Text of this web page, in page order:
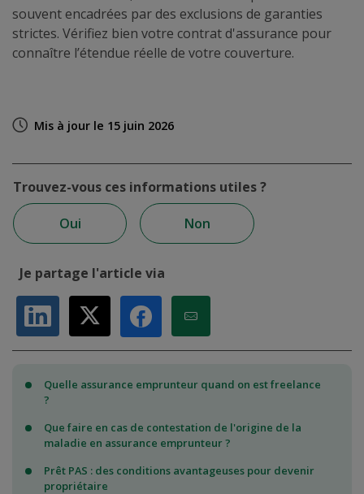
souvent encadrées par des exclusions de garanties
strictes. Vérifiez bien votre contrat d'assurance pour
connaître l’étendue réelle de votre couverture.
Mis à jour le 15 juin 2026
Trouvez-vous ces informations utiles ?
Oui Non
Je partage l'article via
Partager sur LinkedIn
Partager sur XPartager sur Facebook
Partager par Email
Quelle assurance emprunteur quand on est freelance
?
Que faire en cas de contestation de l'origine de la
maladie en assurance emprunteur ?
Prêt PAS : des conditions avantageuses pour devenir
propriétaire